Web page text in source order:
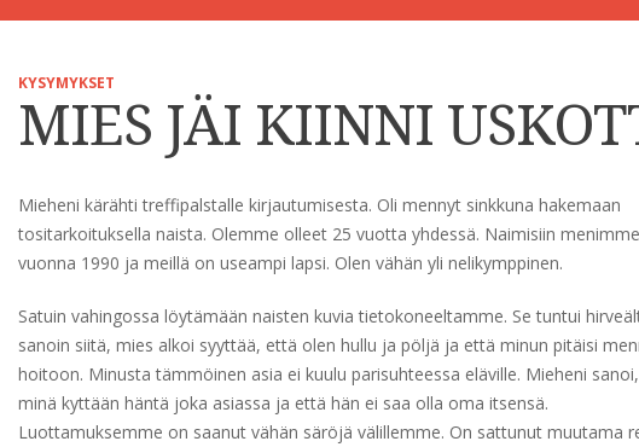
KYSYMYKSET
MIES JÄI KIINNI
Mieheni kärähti treffipalstalle kirjautumisesta. Oli mennyt sinkkuna hakemaan
tositarkoituksella naista. Olemme olleet 25 vuotta yhdessä. Naimisiin menimme
vuonna 1990 ja meillä on useampi lapsi. Olen vähän yli nelikymppinen.
Satuin vahingossa löytämään naisten kuvia tietokoneeltamme. Se tuntui
sanoin siitä, mies alkoi syyttää, että olen hullu ja pöljä ja että minun pitäisi
hoitoon. Minusta tämmöinen asia ei kuulu parisuhteessa eläville. Mieheni
minä kyttään häntä joka asiassa ja että hän ei saa olla oma itsensä.
Luottamuksemme on saanut vähän säröjä välillemme. On sattunut muutama